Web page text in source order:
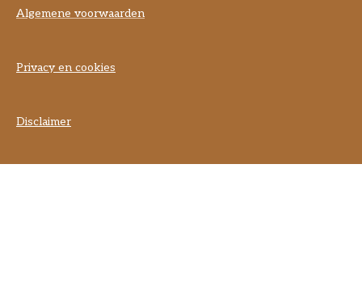
Algemene voorwaarden
Privacy en cookies
Disclaimer